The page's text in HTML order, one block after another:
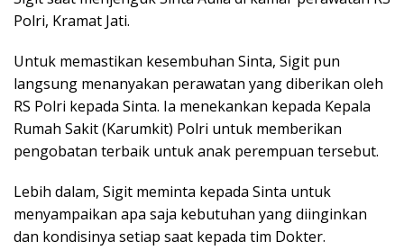
Polri, Kramat Jati.
Untuk memastikan kesembuhan Sinta, Sigit pun
langsung menanyakan perawatan yang diberikan oleh
RS Polri kepada Sinta. Ia menekankan kepada Kepala
Rumah Sakit (Karumkit) Polri untuk memberikan
pengobatan terbaik untuk anak perempuan tersebut.
Lebih dalam, Sigit meminta kepada Sinta untuk
menyampaikan apa saja kebutuhan yang diinginkan
dan kondisinya setiap saat kepada tim Dokter.